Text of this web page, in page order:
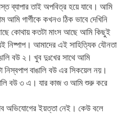
ব্যাপার তাই অপবিত্র হয়ে যাবে। আমি
আমি গার্গীকে কখনও ঠিক ভাবে দেখিনি
কোথায় কতটা মাংস আছে আমি কিছুই
নিষ্পাপ। আমাদের এই সাহিত্যিক যৌনতা
বউ ২। খুব দুঃখের সাথে আমি
নিস্বপাপ বাঙালি বউ এর সিকয়েল নয়।
বউ ৩ এ। যার কাজ ও আমি শুরু করে
অভিযোগের ইয়ত্তা নেই। কেউ বলে